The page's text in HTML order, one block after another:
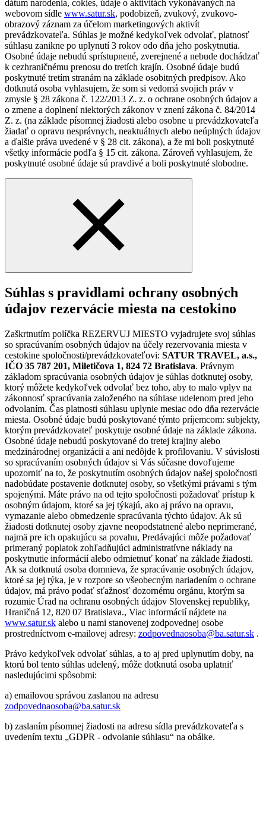
dátum narodenia, cokies, údaje o aktivitách vykonávaných na
webovom sídle www.satur.sk, podobizeň, zvukový, zvukovo-
obrazový záznam za účelom marketingových aktivít
prevádzkovateľa. Súhlas je možné kedykoľvek odvolať, platnosť
súhlasu zanikne po uplynutí 3 rokov odo dňa jeho poskytnutia.
Osobné údaje nebudú sprístupnené, zverejnené a nebude dochádzať
k cezhraničnému prenosu do tretích krajín. Osobné údaje budú
poskytnuté tretím stranám na základe osobitných predpisov. Ako
dotknutá osoba vyhlasujem, že som si vedomá svojich práv v
zmysle § 28 zákona č. 122/2013 Z. z. o ochrane osobných údajov a
o zmene a doplnení niektorých zákonov v znení zákona č. 84/2014
Z. z. (na základe písomnej žiadosti alebo osobne u prevádzkovateľa
žiadať o opravu nesprávnych, neaktuálnych alebo neúplných údajov
a ďalšie práva uvedené v § 28 cit. zákona), a že mi boli poskytnuté
všetky informácie podľa § 15 cit. zákona. Zároveň vyhlasujem, že
poskytnuté osobné údaje sú pravdivé a boli poskytnuté slobodne.
Súhlas s pravidlami ochrany osobných
údajov rezervácie miesta na cestokino
Zaškrtnutím políčka REZERVUJ MIESTO vyjadrujete svoj súhlas
so spracúvaním osobných údajov na účely rezervovania miesta v
cestokine spoločnosti/prevádzkovateľovi: SATUR TRAVEL, a.s.,
IČO 35 787 201, Miletičova 1, 824 72 Bratislava. Právnym
základom spracúvania osobných údajov je súhlas dotknutej osoby,
ktorý môžete kedykoľvek odvolať bez toho, aby to malo vplyv na
zákonnosť spracúvania založeného na súhlase udelenom pred jeho
odvolaním. Čas platnosti súhlasu uplynie mesiac odo dňa rezervácie
miesta. Osobné údaje budú poskytované týmto príjemcom: subjekty,
ktorým prevádzkovateľ poskytuje osobné údaje na základe zákona.
Osobné údaje nebudú poskytované do tretej krajiny alebo
medzinárodnej organizácii a ani nedôjde k profilovaniu. V súvislosti
so spracúvaním osobných údajov si Vás súčasne dovoľujeme
upozorniť na to, že poskytnutím osobných údajov našej spoločnosti
nadobúdate postavenie dotknutej osoby, so všetkými právami s tým
spojenými. Máte právo na od tejto spoločnosti požadovať prístup k
osobným údajom, ktoré sa jej týkajú, ako aj právo na opravu,
vymazanie alebo obmedzenie spracúvania týchto údajov. Ak sú
žiadosti dotknutej osoby zjavne neopodstatnené alebo neprimerané,
najmä pre ich opakujúcu sa povahu, Predávajúci môže požadovať
primeraný poplatok zohľadňujúci administratívne náklady na
poskytnutie informácií alebo odmietnuť konať na základe žiadosti.
Ak sa dotknutá osoba domnieva, že spracúvanie osobných údajov,
ktoré sa jej týka, je v rozpore so všeobecným nariadením o ochrane
údajov, má právo podať sťažnosť dozornému orgánu, ktorým sa
rozumie Úrad na ochranu osobných údajov Slovenskej republiky,
Hraničná 12, 820 07 Bratislava., Viac informácií nájdete na
www.satur.sk alebo u nami stanovenej zodpovednej osobe
prostredníctvom e-mailovej adresy: zodpovednaosoba@ba.satur.sk .
Právo kedykoľvek odvolať súhlas, a to aj pred uplynutím doby, na
ktorú bol tento súhlas udelený, môže dotknutá osoba uplatniť
nasledujúcimi spôsobmi:
a) emailovou správou zaslanou na adresu
zodpovednaosoba@ba.satur.sk
b) zaslaním písomnej žiadosti na adresu sídla prevádzkovateľa s
uvedením textu „GDPR - odvolanie súhlasu“ na obálke.